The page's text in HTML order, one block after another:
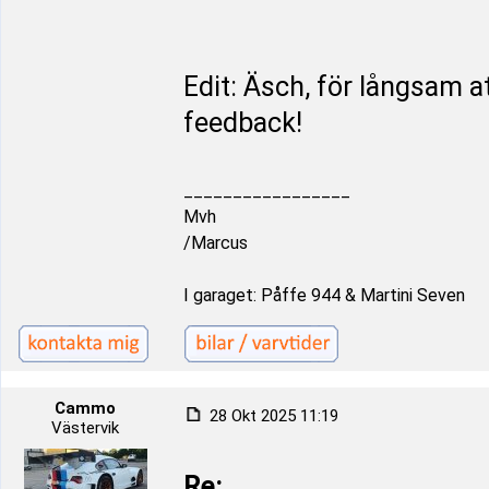
Edit: Äsch, för långsam
feedback!
Mvh
/Marcus
I garaget: Påffe 944 & Martini Seven
Cammo
Västervik
28 Okt 2025 11:19